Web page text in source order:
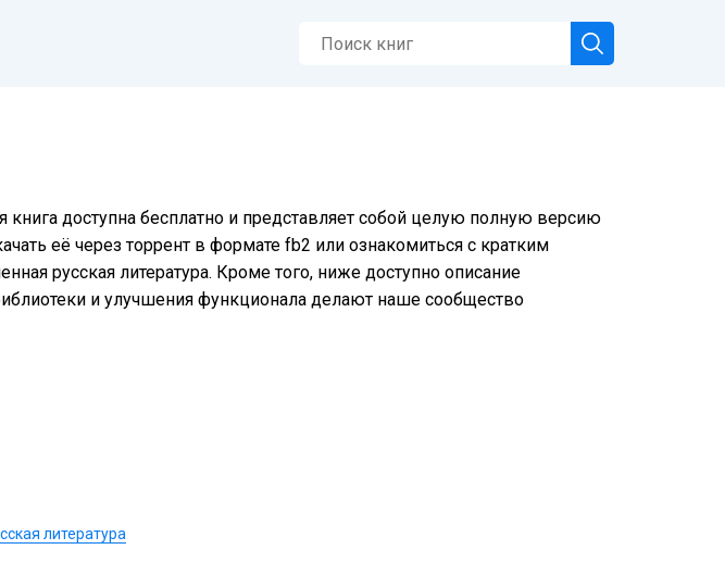
доступна бесплатно и представляет собой целую полную версию
её через торрент в формате fb2 или ознакомиться с кратким
русская литература. Кроме того, ниже доступно описание
и улучшения функционала делают наше сообщество
литература